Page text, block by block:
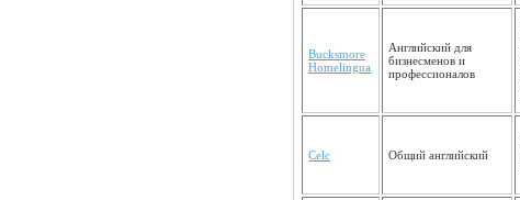
Bucksmore
Homelingua
Английский для
бизнесменов и
профессионалов
Celc Общий английский